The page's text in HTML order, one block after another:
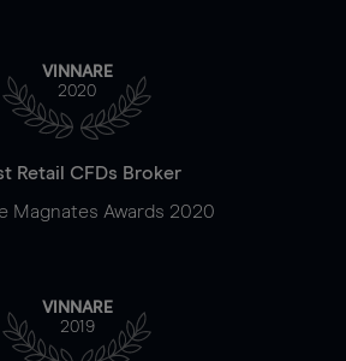
VINNARE
2020
Retail CFDs Broker
Magnates Awards 2020
VINNARE
2019